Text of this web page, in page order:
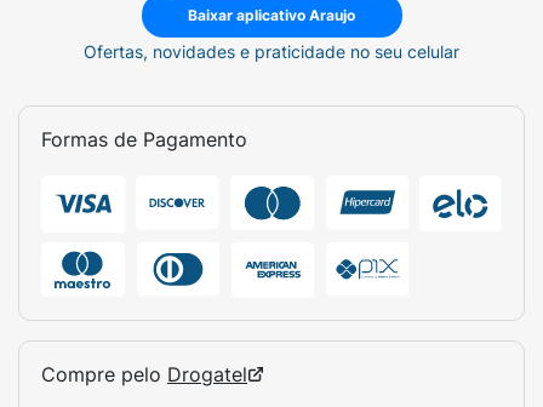
Baixar aplicativo Araujo
Ofertas, novidades e praticidade no seu celular
Formas de Pagamento
Compre pelo Drogatel